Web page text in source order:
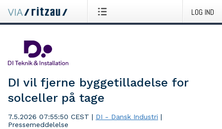
LOG IND
DI vil fjerne byggetilladelse for
solceller på tage
7.5.2026 07:55:50 CEST | DI - Dansk Industri |
Pressemeddelelse